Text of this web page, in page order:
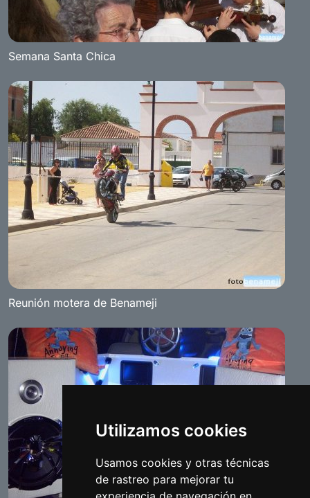
Utilizamos cookies
Usamos cookies y otras técnicas
de rastreo para mejorar tu
Semana Santa Chica
Reunión motera de Benameji